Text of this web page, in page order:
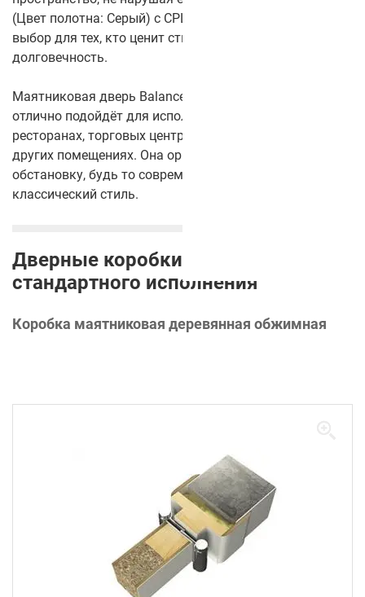
(Цвет полотна: Серый) с CPL-покрытием — идеальный
выбор для тех, кто ценит стиль, качество и
долговечность.
Маятниковая дверь Balance 13 (Цвет полотна: Серый)
отлично подойдёт для использования в офисах,
ресторанах, торговых центрах, гостиницах, а также в
других помещениях. Она органично впишется в любую
обстановку, будь то современный интерьер или более
классический стиль.
Дверные коробки для
стандартного исполнения
Коробка маятниковая деревянная обжимная